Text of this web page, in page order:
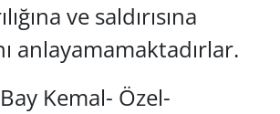
ve saldırısına
anlayamamaktadırlar.
Bay Kemal- Özel-